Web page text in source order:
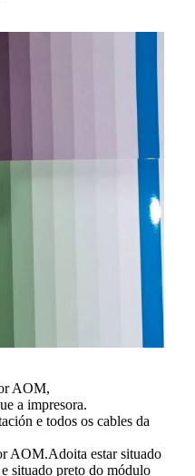
AOM,
a impresora.
e todos os cables da
AOM.Adoita estar situado
situado preto do módulo